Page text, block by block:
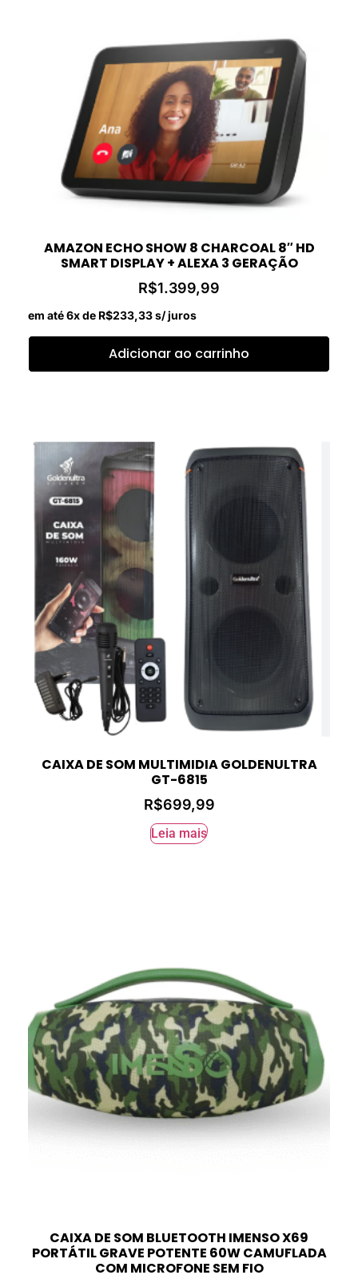
AMAZON ECHO SHOW 8 CHARCOAL 8″ HD
SMART DISPLAY + ALEXA 3 GERAÇÃO
R$1.399,99
em até 6x de R$233,33s/ juros
Adicionar ao carrinho
CAIXA DE SOM MULTIMIDIA GOLDENULTRA
GT-6815
R$699,99
Leia mais
CAIXA DE SOM BLUETOOTH IMENSO X69
PORTÁTIL GRAVE POTENTE 60W CAMUFLADA
COM MICROFONE SEM FIO